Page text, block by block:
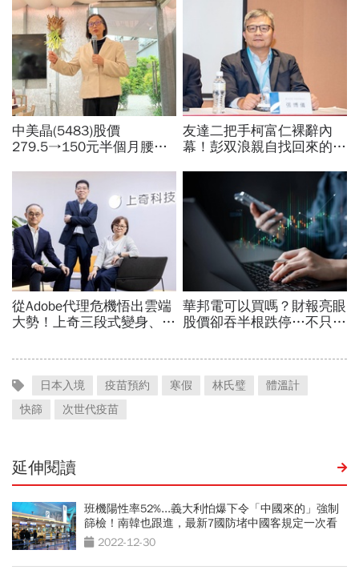
日本入境 疫苗預約 寒假 林氏璧
體溫計
快篩
次世代疫苗
延伸閱讀
班機陽性率52%...義大利怕爆下令「中國來的」強制
篩檢！南韓也跟進，最新7國防堵中國客規定一次看
2022-12-30